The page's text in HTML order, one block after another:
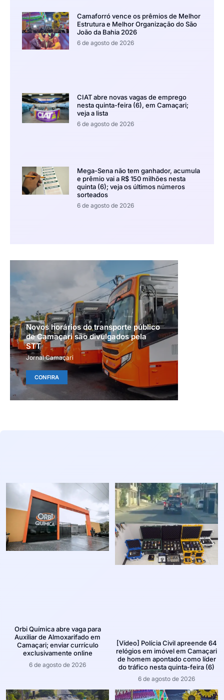
Camaforró vence os prêmios de Melhor
Estrutura e Melhor Organização do São
João da Bahia 2026
6 de agosto de 2026
CIAT abre novas vagas de emprego
nesta quinta-feira (6), em Camaçari;
veja a lista
6 de agosto de 2026
Mega-Sena não tem ganhador, acumula
e prêmio vai a R$ 150 milhões nesta
quinta (6); veja os últimos números
sorteados
6 de agosto de 2026
Novos horários do transporte público
de Camaçari são divulgados pela
STT
Jornal Camaçari
CONFIRA
Orbi Química abre vaga para
Auxiliar de Almoxarifado em
Camaçari; enviar currículo
exclusivamente online
6 de agosto de 2026
[Vídeo] Polícia Civil apreende 64
relógios em imóvel em Camaçari
de homem apontado como líder
do tráfico nesta quinta-feira (6)
6 de agosto de 2026